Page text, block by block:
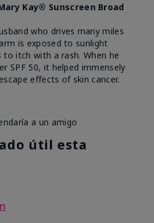
Kay® Sunscreen Broad
who drives many miles
is exposed to sunlight
itch with a rash. When he
SPF 50, it helped immensely
effects of skin cancer.
a un amigo
útil esta